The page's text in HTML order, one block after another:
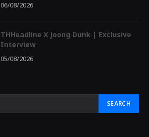
06/08/2026
THHeadline X Joong Dunk | Exclusive
Interview
05/08/2026